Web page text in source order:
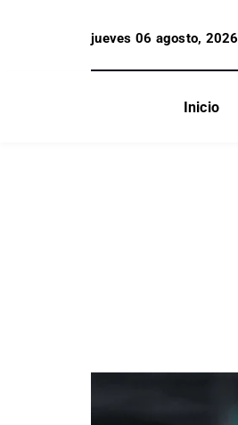
jueves 06 agosto, 2026
Inicio